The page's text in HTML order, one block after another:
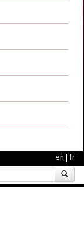
en | fr